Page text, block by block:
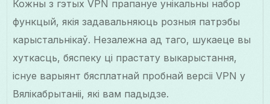
Кожны з гэтых VPN прапануе унікальны набор
функцый, якія задавальняюць розныя патрэбы
карыстальнікаў. Незалежна ад таго, шукаеце вы
хуткасць, бяспеку ці прастату выкарыстання,
існуе варыянт бясплатнай пробнай версіі VPN у
Вялікабрытаніі, які вам падыдзе.